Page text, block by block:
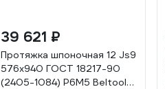
39 621 ₽
Протяжка шпоночная 12 Js9
576x940 ГОСТ 18217-90
(2405-1084) Р6М5 Beltools